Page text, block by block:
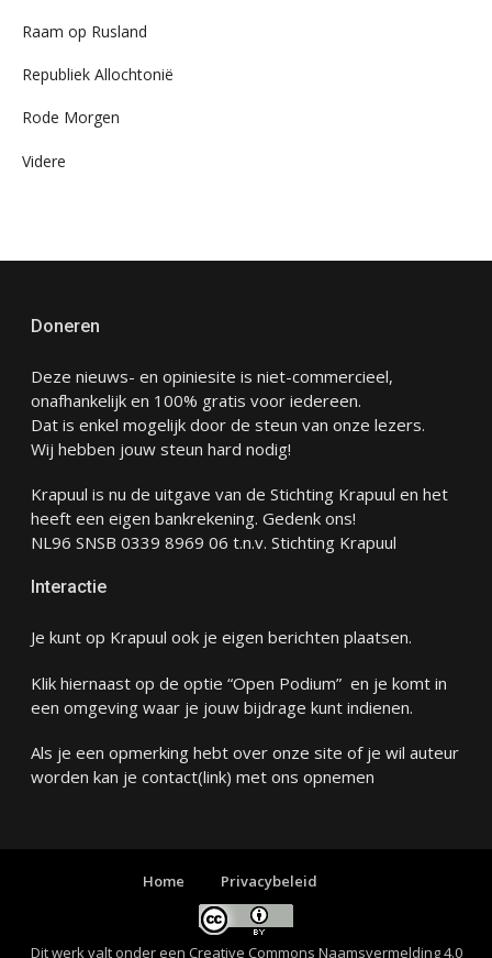
Raam op Rusland
Republiek Allochtonië
Rode Morgen
Videre
Doneren
Deze nieuws- en opiniesite is niet-commercieel,
onafhankelijk en 100% gratis voor iedereen.
Dat is enkel mogelijk door de steun van onze lezers.
Wij hebben jouw steun hard nodig!
Krapuul is nu de uitgave van de Stichting Krapuul en het
heeft een eigen bankrekening. Gedenk ons!
NL96 SNSB 0339 8969 06 t.n.v. Stichting Krapuul
Interactie
Je kunt op Krapuul ook je eigen berichten plaatsen.
Klik hiernaast op de optie “Open Podium” en je komt in
een omgeving waar je jouw bijdrage kunt indienen.
Als je een opmerking hebt over onze site of je wil auteur
worden kan je contact(link) met ons opnemen
Home Privacybeleid
Dit werk valt onder een Creative Commons Naamsvermelding 4.0